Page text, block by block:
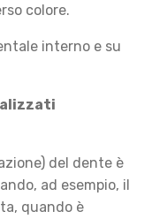
colore.
interno e su
del dente è
ad esempio, il
quando è